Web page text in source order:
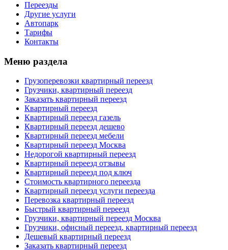
Переезды
Другие услуги
Автопарк
Тарифы
Контакты
Меню раздела
Грузоперевозки квартирный переезд
Грузчики, квартирный переезд
Заказать квартирный переезд
Квартирный переезд
Квартирный переезд газель
Квартирный переезд дешево
Квартирный переезд мебели
Квартирный переезд Москва
Недорогой квартирный переезд
Квартирный переезд отзывы
Квартирный переезд под ключ
Стоимость квартирного переезда
Квартирный переезд услуги переезда
Перевозка квартирный переезд
Быстрый квартирный переезд
Грузчики, квартирный переезд Москва
Грузчики, офисный переезд, квартирный переезд
Дешевый квартирный переезд
Заказать квартирный переезд